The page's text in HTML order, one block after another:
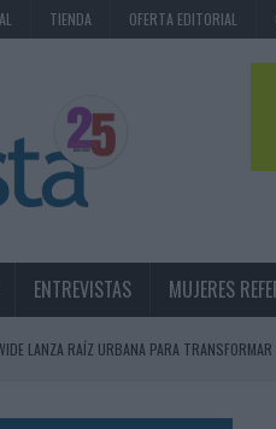
TIENDA OFERTA EDITORIAL
ENTREVISTAS MUJERES
LANZA RAÍZ URBANA PARA